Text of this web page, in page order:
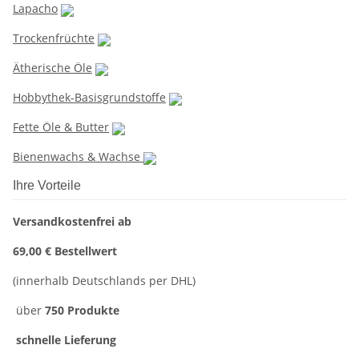
Lapacho
Trockenfrüchte
Ätherische Öle
Hobbythek-Basisgrundstoffe
Fette Öle & Butter
Bienenwachs & Wachse
Ihre Vorteile
Versandkostenfrei ab
69,00 € Bestellwert
(innerhalb Deutschlands per DHL)
über 750 Produkte
schnelle Lieferung